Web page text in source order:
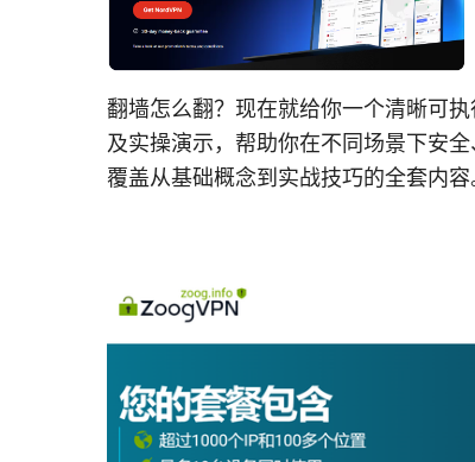
翻墙怎么翻？现在就给你一个清晰可
及实操演示，帮助你在不同场景下安
覆盖从基础概念到实战技巧的全套内容